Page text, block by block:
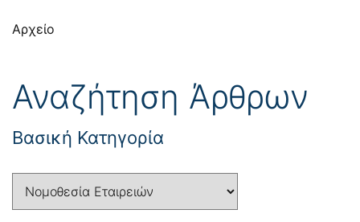
Αρχείο
Αναζήτηση Άρθρων
Βασική Κατηγορία